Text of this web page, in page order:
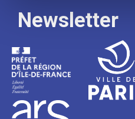
Newsletter